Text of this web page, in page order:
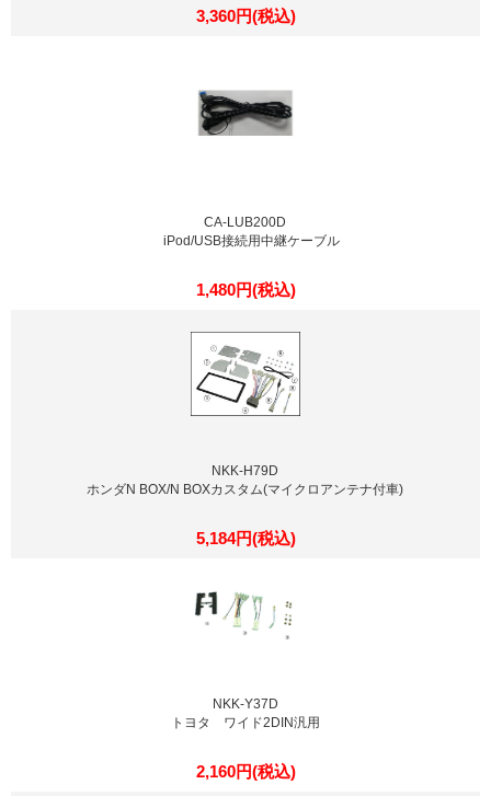
3,360円(税込)
CA-LUB200D
iPod/USB接続用中継ケーブル
1,480円(税込)
NKK-H79D
ホンダN BOX/N BOXカスタム(マイクロアンテナ付車)
5,184円(税込)
NKK-Y37D
トヨタ ワイド2DIN汎用
2,160円(税込)